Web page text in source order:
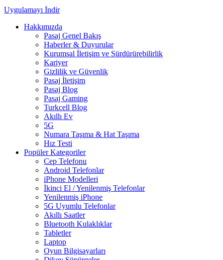
Uygulamayı İndir
Hakkımızda
Pasaj Genel Bakış
Haberler & Duyurular
Kurumsal İletişim ve Sürdürürebilirlik
Kariyer
Gizlilik ve Güvenlik
Pasaj İletişim
Pasaj Blog
Pasaj Gaming
Turkcell Blog
Akıllı Ev
5G
Numara Taşıma & Hat Taşıma
Hız Testi
Popüler Kategoriler
Cep Telefonu
Android Telefonlar
iPhone Modelleri
İkinci El / Yenilenmiş Telefonlar
Yenilenmiş iPhone
5G Uyumlu Telefonlar
Akıllı Saatler
Bluetooth Kulaklıklar
Tabletler
Laptop
Oyun Bilgisayarları